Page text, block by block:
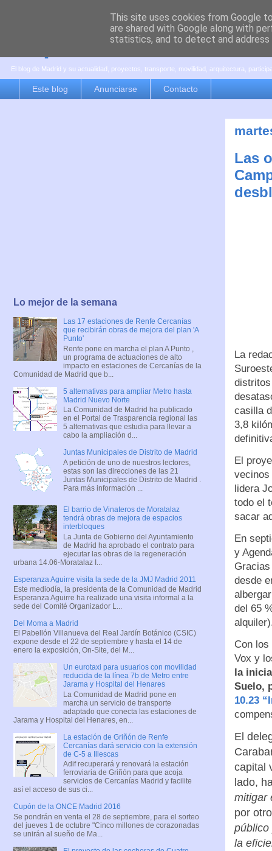
es por madrid
El blog de Madrid y su actualidad, proyectos, transporte, movilidad, arquitectura,
Este blog Anunciarse Contacto
Las
La
casilla
3,8
El
vecinos
lidera
todo el
sacar
En
y
desde
del 65
Con
Vox y
la
Suelo,
10.23
El
capital
lado,
mitigar
por
público
la
Lo mejor de la semana
Las 17 estaciones de Renfe Cercanías
que recibirán obras de mejora del plan 'A
Punto'
Renfe pone en marcha el plan A Punto ,
un programa de actuaciones de alto
impacto en estaciones de Cercanías de la
Comunidad de Madrid que b...
5 alternativas para ampliar Metro hasta
Madrid Nuevo Norte
La Comunidad de Madrid ha publicado
en el Portal de Trasparencia regional las
5 alternativas que estudia para llevar a
cabo la ampliación d...
Juntas Municipales de Distrito de Madrid
A petición de uno de nuestros lectores,
estas son las direcciones de las 21
Juntas Municipales de Distrito de Madrid .
Para más información ...
El barrio de Vinateros de Moratalaz
tendrá obras de mejora de espacios
interbloques
La Junta de Gobierno del Ayuntamiento
de Madrid ha aprobado el contrato para
ejecutar las obras de la regeneración
urbana 14.06-Moratalaz I...
Esperanza Aguirre visita la sede de la JMJ Madrid 2011
Este mediodía, la presidenta de la Comunidad de Madrid
Esperanza Aguirre ha realizado una visita informal a la
sede del Comité Organizador L...
Del Moma a Madrid
El Pabellón Villanueva del Real Jardín Botánico (CSIC)
expone desde el 22 de septiembre y hasta el 14 de
enero la exposición, On-Site, del M...
Un eurotaxi para usuarios con movilidad
reducida de la línea 7b de Metro entre
Jarama y Hospital del Henares
La Comunidad de Madrid pone en
marcha un servicio de transporte
adaptado que conecta las estaciones de
Jarama y Hospital del Henares, en...
La estación de Griñón de Renfe
Cercanías dará servicio con la extensión
de C-5 a Illescas
Adif recuperará y renovará la estación
ferroviaria de Griñón para que acoja
servicios de Cercanías Madrid y facilite
así el acceso de sus ci...
Cupón de la ONCE Madrid 2016
Se pondrán en venta el 28 de septiembre, para el sorteo
del jueves 1 de octubre "Cinco millones de corazonadas
se unirán al sueño de Ma...
This site uses cookies from Google
are shared with Google along with
statistics, and to detect and address